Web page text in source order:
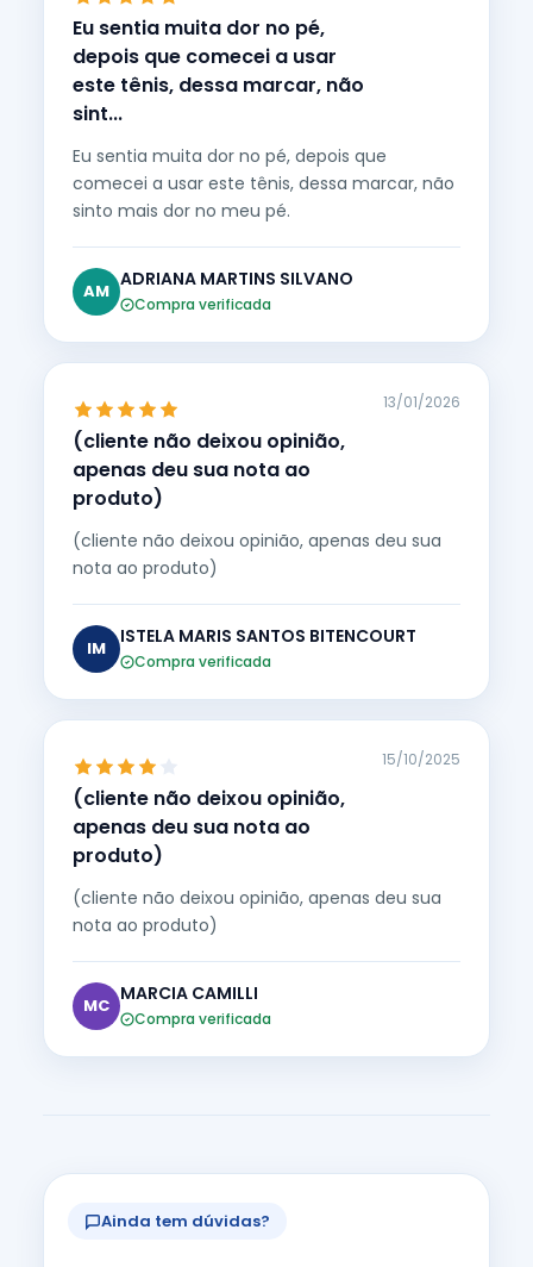
Eu sentia muita dor no pé,
depois que comecei a usar
este tênis, dessa marcar, não
sint...
Eu sentia muita dor no pé, depois que
comecei a usar este tênis, dessa marcar, não
sinto mais dor no meu pé.
AM
ADRIANA MARTINS SILVANO
Compra verificada
(cliente não deixou opinião,
apenas deu sua nota ao
produto)
13/01/2026
(cliente não deixou opinião, apenas deu sua
nota ao produto)
IM
ISTELA MARIS SANTOS BITENCOURT
Compra verificada
(cliente não deixou opinião,
apenas deu sua nota ao
produto)
15/10/2025
(cliente não deixou opinião, apenas deu sua
nota ao produto)
MC
MARCIA CAMILLI
Compra verificada
Ainda tem dúvidas?